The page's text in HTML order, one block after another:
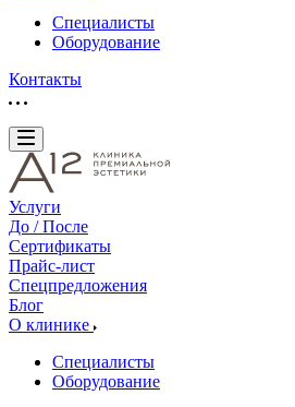
Специалисты
Оборудование
Контакты
Услуги
До / После
Сертификаты
Прайс-лист
Спецпредложения
Блог
О клинике
Специалисты
Оборудование